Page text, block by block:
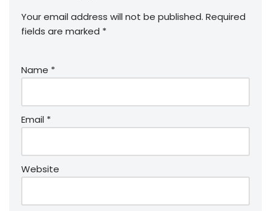
Your email address will not be published. Required
fields are marked *
Name *
Email *
Website